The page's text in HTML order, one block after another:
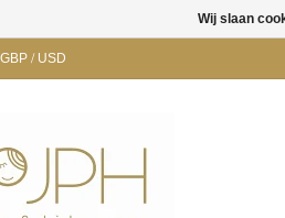
GBP/USD
Wij slaan